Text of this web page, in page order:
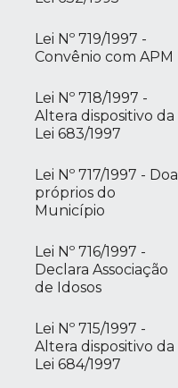
Lei Nº 719/1997 -
Convênio com APM
Lei Nº 718/1997 -
Altera dispositivo da
Lei 683/1997
Lei Nº 717/1997 - Doa
próprios do
Município
Lei Nº 716/1997 -
Declara Associação
de Idosos
Lei Nº 715/1997 -
Altera dispositivo da
Lei 684/1997